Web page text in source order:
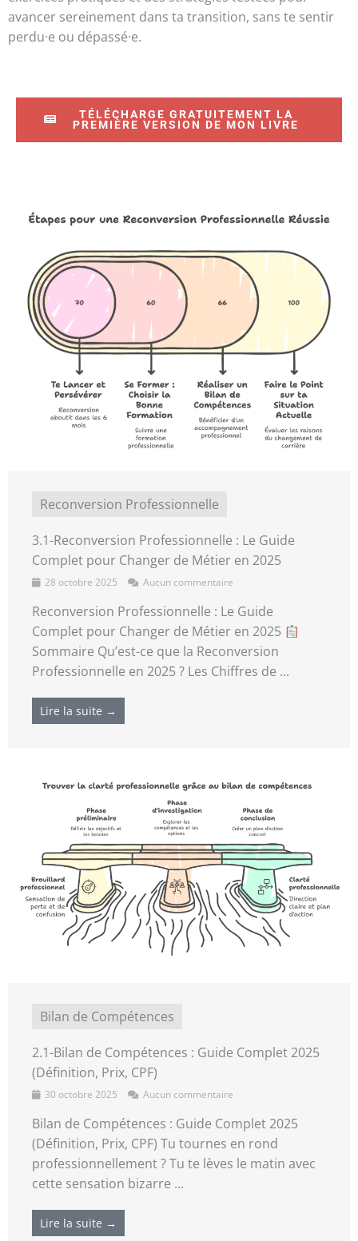
avancer sereinement dans ta transition, sans te sentir
perdu·e ou dépassé·e.
TÉLÉCHARGE GRATUITEMENT LA
PREMIÈRE VERSION DE MON LIVRE
Reconversion Professionnelle
3.1-Reconversion Professionnelle : Le Guide
Complet pour Changer de Métier en 2025
28 octobre 2025 Aucun commentaire
Reconversion Professionnelle : Le Guide
Complet pour Changer de Métier en 2025
Sommaire Qu’est-ce que la Reconversion
Professionnelle en 2025 ? Les Chiffres de ...
Lire la suite →
Bilan de Compétences
2.1-Bilan de Compétences : Guide Complet 2025
(Définition, Prix, CPF)
30 octobre 2025 Aucun commentaire
Bilan de Compétences : Guide Complet 2025
(Définition, Prix, CPF) Tu tournes en rond
professionnellement ? Tu te lèves le matin avec
cette sensation bizarre ...
Lire la suite →